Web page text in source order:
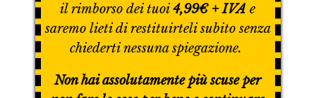
il rimborso dei tuoi4,99€ + IVA e
saremo lieti di restituirteli subito senza
chiederti nessuna spiegazione.
Non hai assolutamente più scuse per